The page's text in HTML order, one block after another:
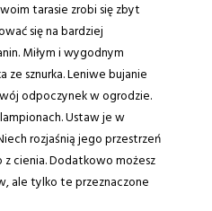
tarasie zrobi się zbyt
się na bardziej
Miłym i wygodnym
sznurka. Leniwe bujanie
odpoczynek w ogrodzie.
Ustaw je w
rozjaśnią jego przestrzeń
cienia. Dodatkowo możesz
ale tylko te przeznaczone